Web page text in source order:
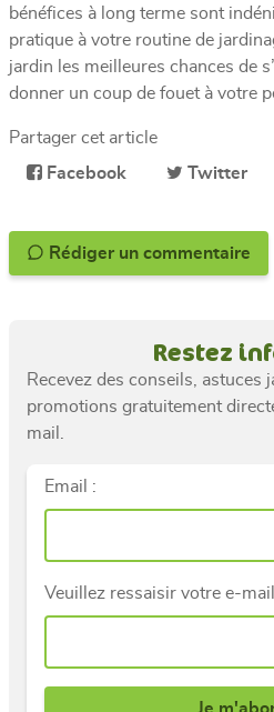
bénéfices à long terme sont
pratique à votre routine de
jardin les meilleures chances de
donner un coup de fouet à votre
Partager cet article
Facebook
Twitter
Rédiger un commentaire
Restez
Recevez des conseils, astuces
promotions gratuitement
mail.
Email :
Veuillez ressaisir votre e-